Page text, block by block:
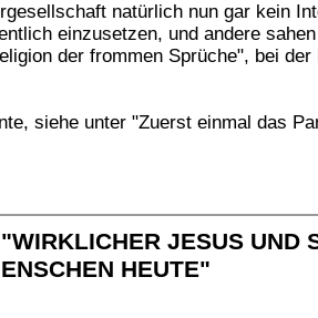
natürlich nun gar kein
einzusetzen, und andere
der frommen Sprüche", bei
siehe unter "Zuerst einmal das